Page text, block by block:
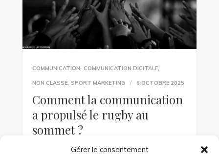
Gérer le consentement
COMMUNICATION COMMUNICATION DIGITALE,
NON CLASSÉ, SPORT MARKETING 6 OCTOBRE 2025
Comment la communication
a propulsé le rugby au
sommet ?
Une discipline transformée par l’image et les